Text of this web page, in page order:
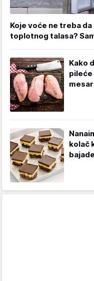
Koje voće ne treba
toplotnog talasa?
Kako
kolač